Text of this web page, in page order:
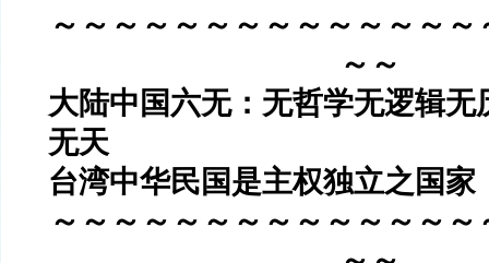
～～～～～～～～～～～～～
～～
大陆中国六无：无哲学无逻辑无
无天
台湾中华民国是主权独立之国家
～～～～～～～～～～～～～